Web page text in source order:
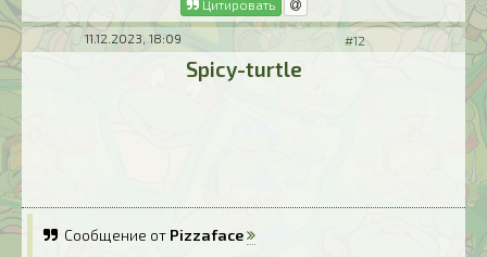
Цитировать
11.12.2023, 18:09 #12
Spicy-turtle
Сообщение от Pizzaface